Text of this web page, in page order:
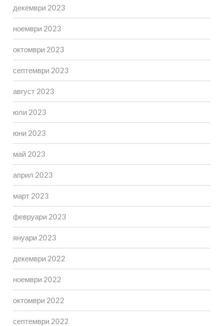
декември 2023
ноември 2023
октомври 2023
септември 2023
август 2023
юли 2023
юни 2023
май 2023
април 2023
март 2023
февруари 2023
януари 2023
декември 2022
ноември 2022
октомври 2022
септември 2022